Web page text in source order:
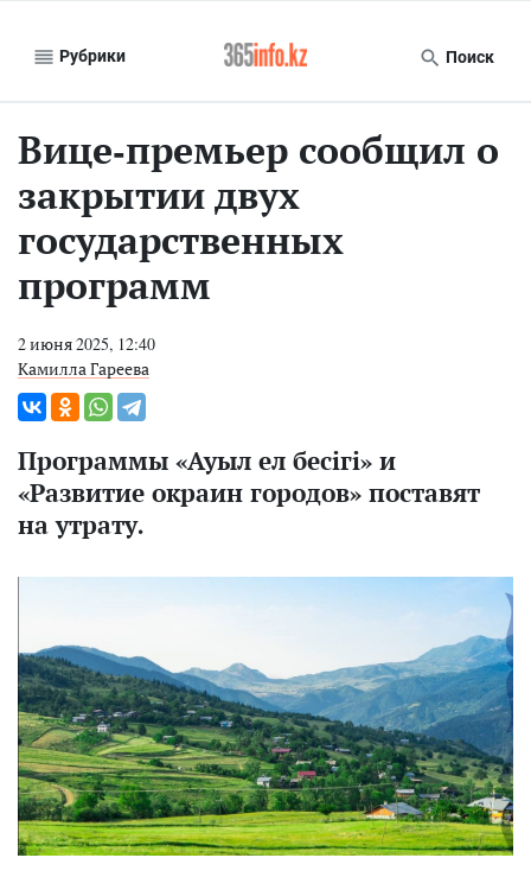
Рубрики Поиск
Вице-премьер сообщил о
закрытии двух
государственных
программ
2 июня 2025, 12:40
Камилла Гареева
Программы «Ауыл ел бесігі» и
«Развитие окраин городов» поставят
на утрату.